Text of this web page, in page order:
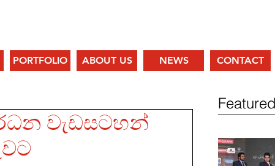
PORTFOLIO ABOUT US NEWS CONTACT
වැඩසටහන්